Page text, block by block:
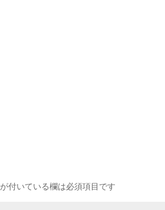
が付いている欄は必須項目です